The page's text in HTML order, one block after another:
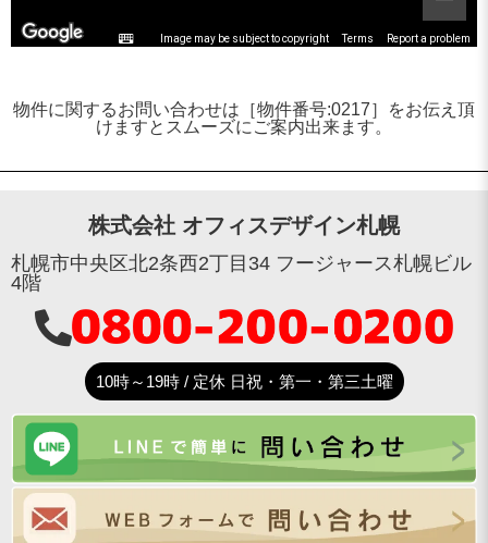
Image may be subject to copyright Terms Report a problem
物件に関するお問い合わせは［物件番号:0217］をお伝え頂
けますとスムーズにご案内出来ます。
株式会社 オフィスデザイン札幌
札幌市中央区北2条西2丁目34 フージャース札幌ビル
4階
10時～19時 / 定休 日祝・第一・第三土曜